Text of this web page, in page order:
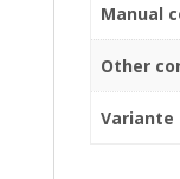
Manual
Other
Variante